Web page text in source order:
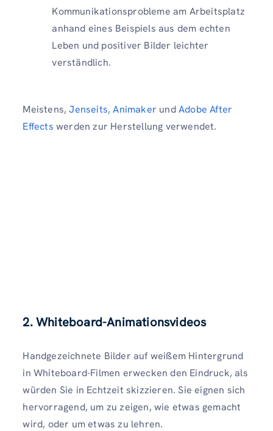
Kommunikationsprobleme am Arbeitsplatz
anhand eines Beispiels aus dem echten
Leben und positiver Bilder leichter
verständlich.
Meistens,Jenseits, Animaker undAdobe After
Effects werden zur Herstellung verwendet.
2. Whiteboard-Animationsvideos
Handgezeichnete Bilder auf weißem Hintergrund
in Whiteboard-Filmen erwecken den Eindruck, als
würden Sie in Echtzeit skizzieren. Sie eignen sich
hervorragend, um zu zeigen, wie etwas gemacht
wird, oder um etwas zu lehren.